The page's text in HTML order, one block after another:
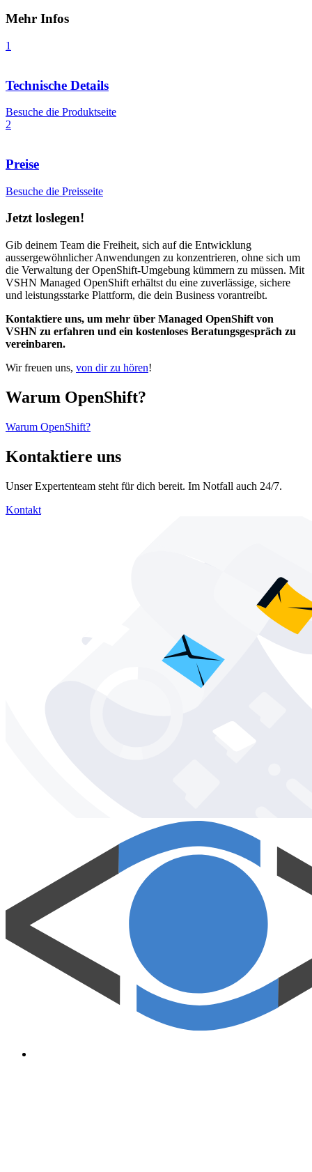
Mehr Infos
1
Technische Details
Besuche die Produktseite
2
Preise
Besuche die Preisseite
Jetzt loslegen!
Gib deinem Team die Freiheit, sich auf die Entwicklung
aussergewöhnlicher Anwendungen zu konzentrieren, ohne sich um
die Verwaltung der OpenShift-Umgebung kümmern zu müssen. Mit
VSHN Managed OpenShift erhältst du eine zuverlässige, sichere
und leistungsstarke Plattform, die dein Business vorantreibt.
Kontaktiere uns, um mehr über Managed OpenShift von
VSHN zu erfahren und ein kostenloses Beratungsgespräch zu
vereinbaren.
Wir freuen uns, von dir zu hören!
Warum OpenShift?
Warum OpenShift?
Kontaktiere uns
Unser Expertenteam steht für dich bereit. Im Notfall auch 24/7.
Kontakt